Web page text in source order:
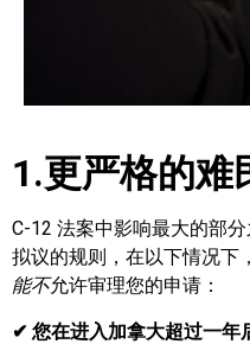
1.更严格的难
C-12 法案中影响最大的部
拟议的规则，在以下情况下
能不允许审理您的申请：
✔ 您在进入加拿大超过一年